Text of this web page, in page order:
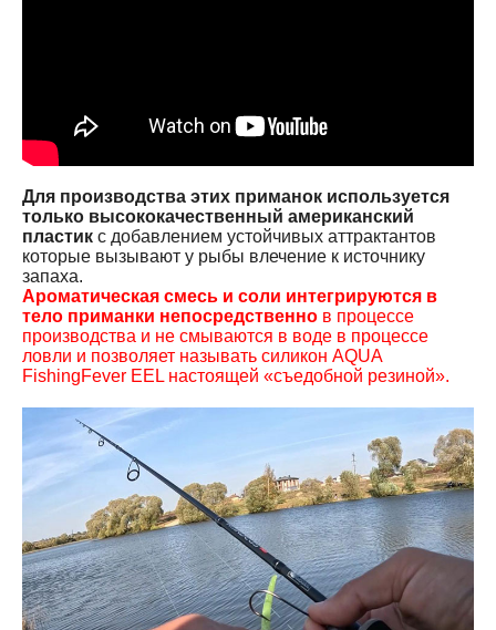
Для производства этих приманок используется
только высококачественный американский
пластик с добавлением устойчивых аттрактантов
которые вызывают у рыбы влечение к источнику
запаха.
Ароматическая смесь и соли интегрируются в
тело приманки непосредственно в процессе
производства и не смываются в воде в процессе
ловли и позволяет называть силикон AQUA
FishingFever EEL настоящей «съедобной резиной».